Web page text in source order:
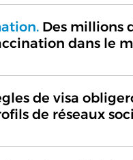
Des millions
dans le
de visa
de réseaux